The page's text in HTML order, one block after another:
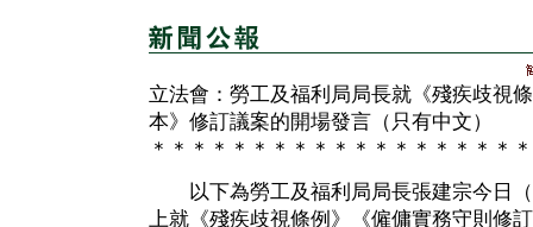
立法會：勞工及福利局局長就《殘疾歧視
本》修訂議案的開場發言（只有中文）
＊＊＊＊＊＊＊＊＊＊＊＊＊＊＊＊＊＊
以下為勞工及福利局局長張建宗今日（
上就《殘疾歧視條例》《僱傭實務守則修